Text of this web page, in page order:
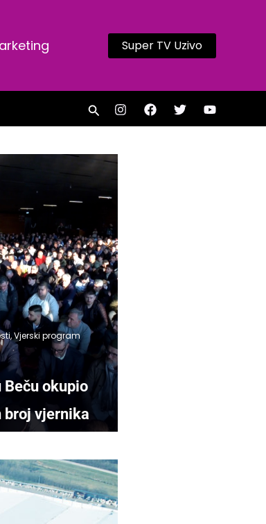
Super TV Uzivo
Search
,Vjerski program
Beču okupio
broj vjernika